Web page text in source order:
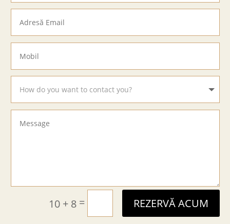
10 + 8 = REZERVĂ ACUM